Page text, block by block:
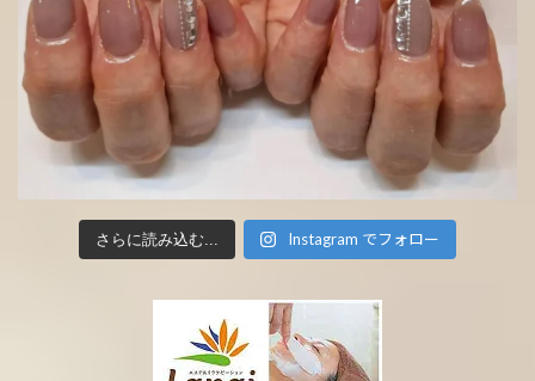
さらに読み込む... Instagram でフォロー